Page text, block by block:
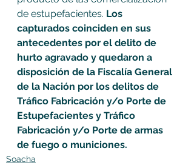
de estupefacientes. Los
capturados coinciden en sus
antecedentes por el delito de
hurto agravado y quedaron a
disposición de la Fiscalía General
de la Nación por los delitos de
Tráfico Fabricación y/o Porte de
Estupefacientes y Tráfico
Fabricación y/o Porte de armas
de fuego o municiones.
Soacha